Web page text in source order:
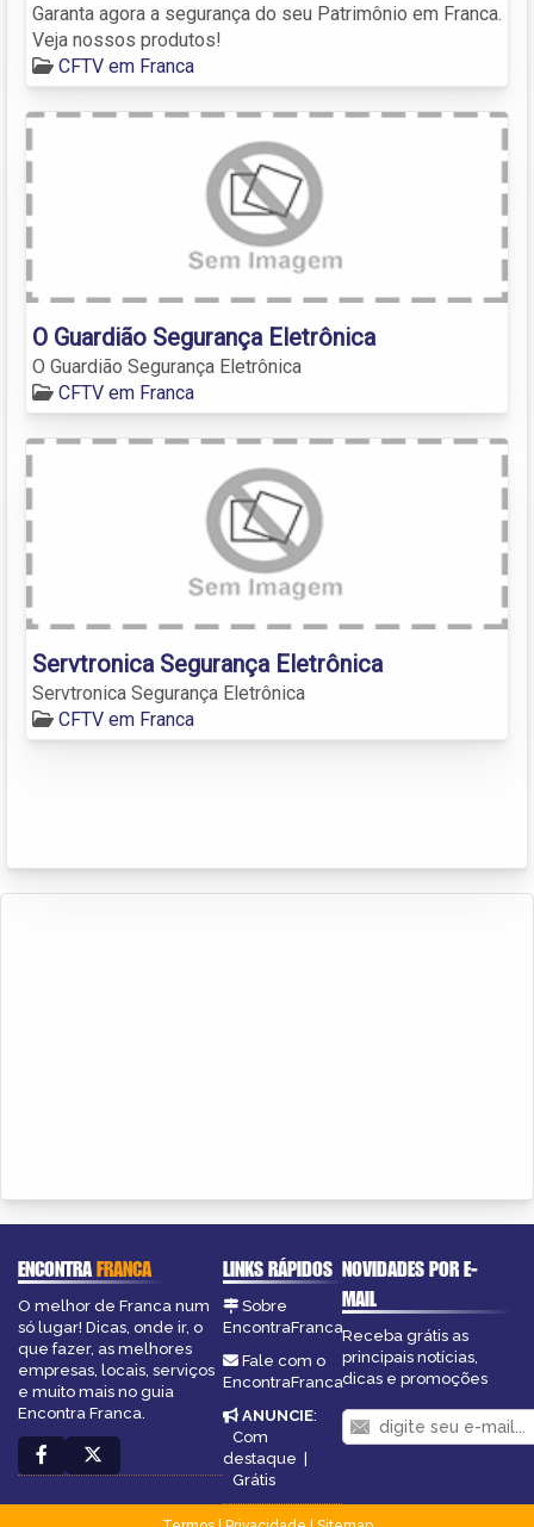
Garanta agora a segurança do seu Patrimônio em Franca.
Veja nossos produtos!
CFTV em Franca
O Guardião Segurança Eletrônica
O Guardião Segurança Eletrônica
CFTV em Franca
Servtronica Segurança Eletrônica
Servtronica Segurança Eletrônica
CFTV em Franca
ENCONTRAFRANCA
O melhor de Franca num
só lugar! Dicas, onde ir, o
que fazer, as melhores
empresas, locais, serviços
e muito mais no guia
Encontra Franca.
LINKS RÁPIDOS
Sobre
EncontraFranca
Fale com o
EncontraFranca
ANUNCIE:
Com
destaque |
Grátis
NOVIDADES POR E-
MAIL
Receba grátis as
principais notícias,
dicas e promoções